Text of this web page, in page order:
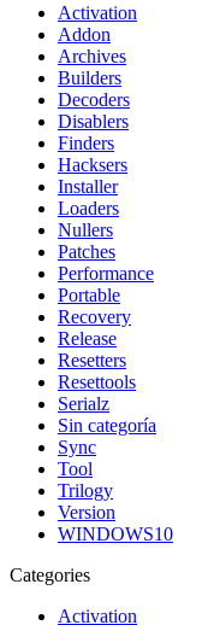
Activation
Addon
Archives
Builders
Decoders
Disablers
Finders
Hacksers
Installer
Loaders
Nullers
Patches
Performance
Portable
Recovery
Release
Resetters
Resettools
Serialz
Sin categoría
Sync
Tool
Trilogy
Version
WINDOWS10
Categories
Activation